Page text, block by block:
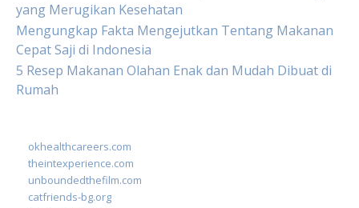
yang Merugikan Kesehatan
Mengungkap Fakta Mengejutkan Tentang Makanan
Cepat Saji di Indonesia
5 Resep Makanan Olahan Enak dan Mudah Dibuat di
Rumah
okhealthcareers.com
theintexperience.com
unboundedthefilm.com
catfriends-bg.org